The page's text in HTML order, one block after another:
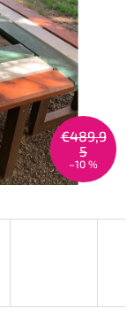
€489,9
5
–10 %